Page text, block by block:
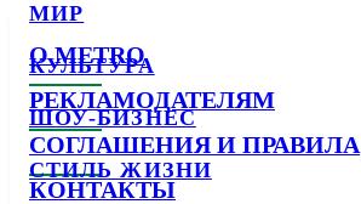
МИР
КУЛЬТУРА
ШОУ-БИЗНЕС
СТИЛЬ ЖИЗНИ
О METRO
РЕКЛАМОДАТЕЛЯМ
СОГЛАШЕНИЯ И ПРАВИЛА
КОНТАКТЫ